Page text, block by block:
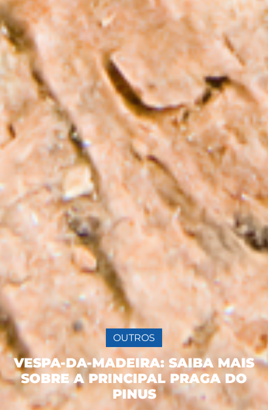
OUTROS
VESPA-DA-MADEIRA: SAIBA MAIS
SOBRE A PRINCIPAL PRAGA DO
PINUS